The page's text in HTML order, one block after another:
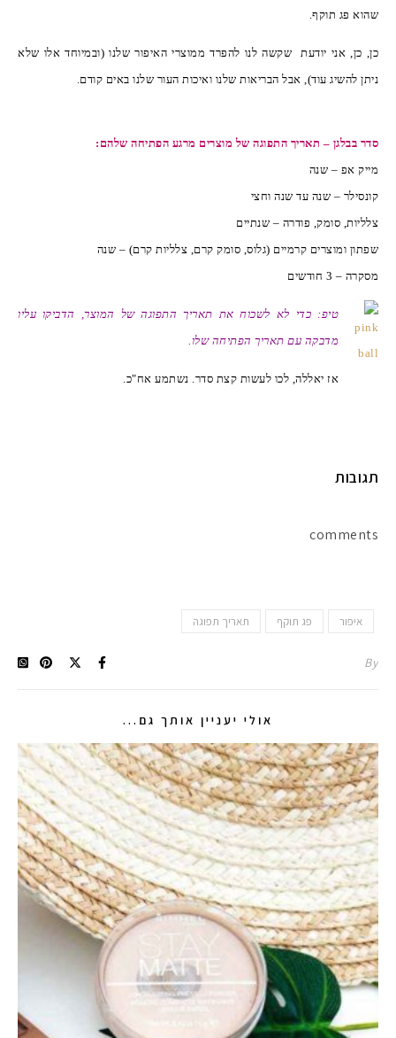
מקדמי הגנה
אומרים שאם
שהוא פג תוקף.
כן, כן, אני יודעת שקשה לנו להפרד ממוצרי האיפור שלנו (ובמיוחד אלו שלא
ניתן להשיג עוד), אבל הבריאות שלנו ואיכות העור שלנו באים קודם.
סדר בבלגן – תאריך התפוגה של מוצרים מרגע הפתיחה שלהם:
מייק אפ – שנה
קונסילר – שנה עד שנה וחצי
צלליות, סומק, פודרה – שנתיים
שפתון ומוצרים קרמיים (גלוס, סומק קרם, צלליות קרם) – שנה
מסקרה – 3 חודשים
טיפ: כדי לא לשכוח את תאריך התפוגה של המוצר, הדביקו עליו
מדבקה עם תאריך הפתיחה שלו.
אז יאללה, לכו לעשות קצת סדר. נשתמע אח"כ.
תגובות
comments
איפור פג תוקף תאריך תפוגה
By
אולי יעניין אותך גם...